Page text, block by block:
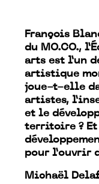
François
du MO.CO.,
arts est l’un
artistique
joue-t-elle
artistes,
et le
territoire ? Et
pour l’ouvrir
Michaël